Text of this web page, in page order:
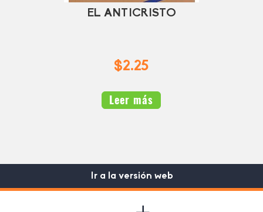
EL ANTICRISTO
$2.25
Leer más
Ir a la versión web